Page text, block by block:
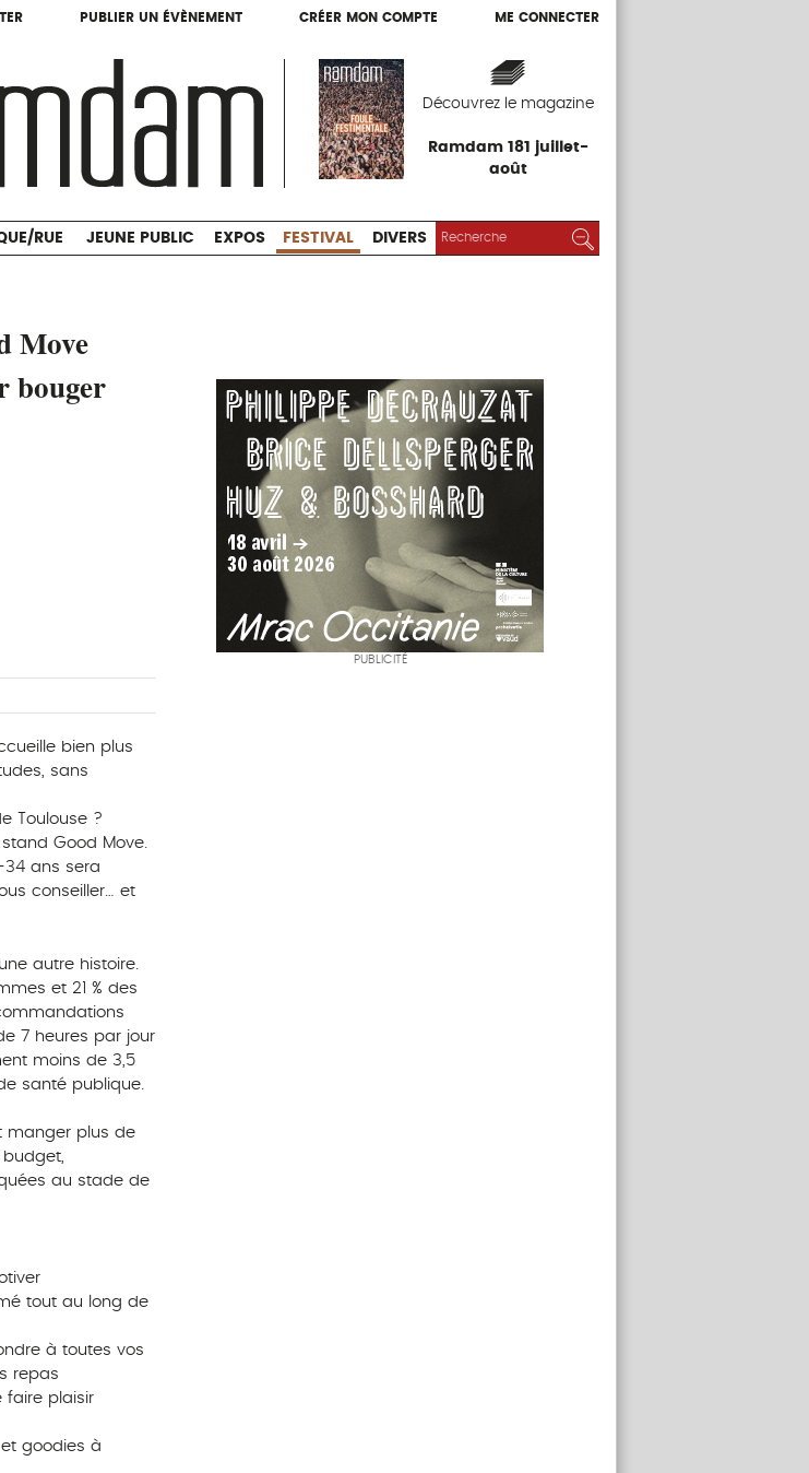
PUBLIER UN ÉVÈNEMENT CRÉER MON COMPTE ME CONNECTER
Découvrez le magazine
Ramdam 181 juillet-
août
PUBLIER UN ÉVÈNEMENT CRÉER MON COMPTE ME CONNECTER
CIRQUE/RUE JEUNE PUBLIC EXPOS
RUE JEUNE PUBLIC EXPOS FESTIVAL DIVERS RECHERCHER :
Move
bouger
bien plus
sans
Toulouse ?
Good Move.
ans sera
conseiller… et
autre histoire.
et 21 % des
7 heures par jour
moins de 3,5
santé publique.
manger plus de
au stade de
tout au long de
à toutes vos
repas
faire plaisir
goodies à
PUBLICITÉ